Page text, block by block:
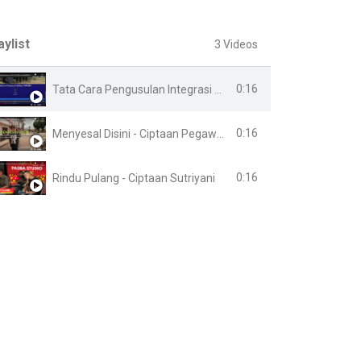
3 Videos
0:16
0:16
Rindu Pulang - Ciptaan Sutriyani 0:16